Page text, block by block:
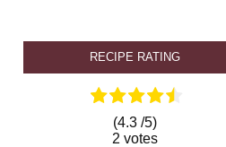
RECIPE RATING
(4.3 /5)
2 votes